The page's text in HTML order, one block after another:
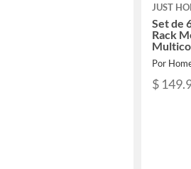
JUST
Set de
Rack
Por
$